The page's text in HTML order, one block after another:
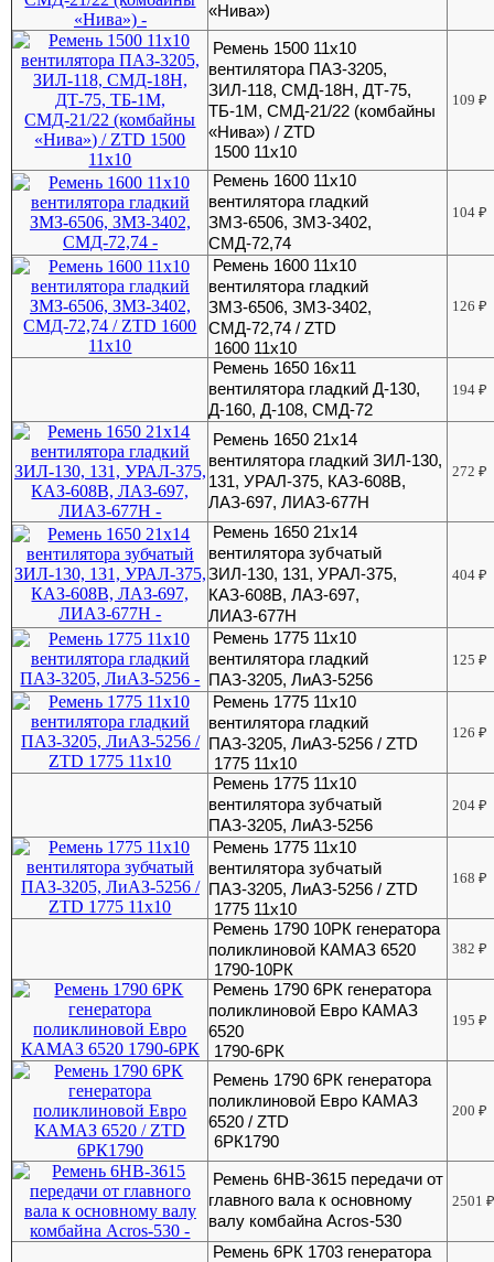
«Нива»)
Ремень 1500 11х10
вентилятора ПАЗ-3205,
ЗИЛ-118, СМД-18Н, ДТ-75,
ТБ-1М, СМД-21/22 (комбайны
«Нива») / ZTD
1500 11х10
109₽
Ремень 1600 11х10
вентилятора гладкий
ЗМЗ-6506, ЗМЗ-3402,
СМД-72,74
104₽
Ремень 1600 11х10
вентилятора гладкий
ЗМЗ-6506, ЗМЗ-3402,
СМД-72,74 / ZTD
1600 11х10
126₽
Ремень 1650 16x11
вентилятора гладкий Д-130,
Д-160, Д-108, СМД-72
194₽
Ремень 1650 21x14
вентилятора гладкий ЗИЛ-130,
131, УРАЛ-375, КАЗ-608В,
ЛАЗ-697, ЛИАЗ-677Н
272₽
Ремень 1650 21x14
вентилятора зубчатый
ЗИЛ-130, 131, УРАЛ-375,
КАЗ-608В, ЛАЗ-697,
ЛИАЗ-677Н
404₽
Ремень 1775 11х10
вентилятора гладкий
ПАЗ-3205, ЛиАЗ-5256
125₽
Ремень 1775 11х10
вентилятора гладкий
ПАЗ-3205, ЛиАЗ-5256 / ZTD
1775 11х10
126₽
Ремень 1775 11х10
вентилятора зубчатый
ПАЗ-3205, ЛиАЗ-5256
204₽
Ремень 1775 11х10
вентилятора зубчатый
ПАЗ-3205, ЛиАЗ-5256 / ZTD
1775 11х10
168₽
Ремень 1790 10РК генератора
поликлиновой КАМАЗ 6520
1790-10РК
382₽
Ремень 1790 6РК генератора
поликлиновой Евро КАМАЗ
6520
1790-6РК
195₽
Ремень 1790 6РК генератора
поликлиновой Евро КАМАЗ
6520 / ZTD
6РК1790
200₽
Ремень 6НВ-3615 передачи от
главного вала к основному
валу комбайна Acros-530
2501
Ремень 6РК 1703 генератора